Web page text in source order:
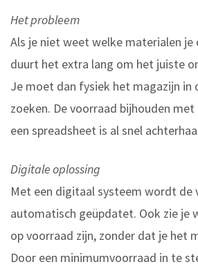
Het probleem
Als je niet weet welke materialen je
duurt het extra lang om het juiste
Je moet dan fysiek het magazijn in
zoeken. De voorraad bijhouden
een spreadsheet is al snel
Digitale oplossing
Met een digitaal systeem wordt de
automatisch geüpdatet. Ook zie je
op voorraad zijn, zonder dat je het
Door een minimumvoorraad in te